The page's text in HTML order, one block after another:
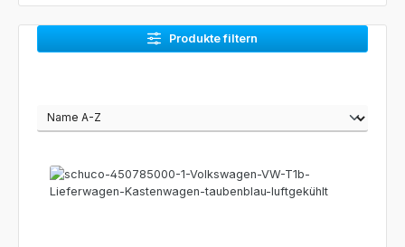
Produkte filtern